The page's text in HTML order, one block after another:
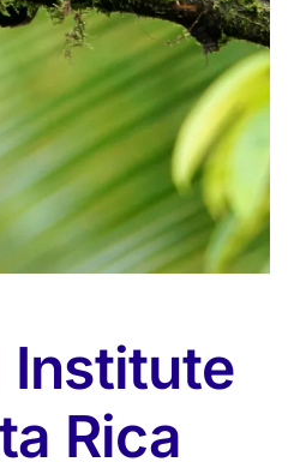
Institute
Rica